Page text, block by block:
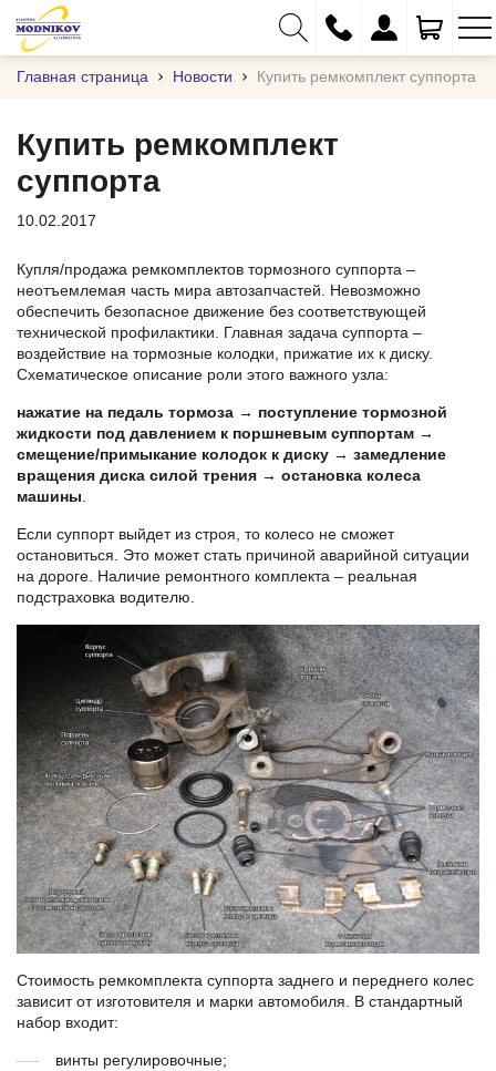
info@modnikov.com
Главная страница Новости Купить ремкомплект суппорта
Купить ремкомплект
суппорта
10.02.2017
Купля/продажа ремкомплектов тормозного суппорта –
неотъемлемая часть мира автозапчастей. Невозможно
обеспечить безопасное движение без соответствующей
технической профилактики. Главная задача суппорта –
воздействие на тормозные колодки, прижатие их к диску.
Схематическое описание роли этого важного узла:
нажатие на педаль тормоза → поступление тормозной
жидкости под давлением к поршневым суппортам →
смещение/примыкание колодок к диску → замедление
вращения диска силой трения → остановка колеса
машины
Если суппорт выйдет из строя, то колесо не сможет
остановиться. Это может стать причиной аварийной ситуации
на дороге. Наличие ремонтного комплекта – реальная
подстраховка водителю.
Стоимость ремкомплекта суппорта заднего и переднего колес
зависит от изготовителя и марки автомобиля. В стандартный
набор входит:
винты регулировочные;